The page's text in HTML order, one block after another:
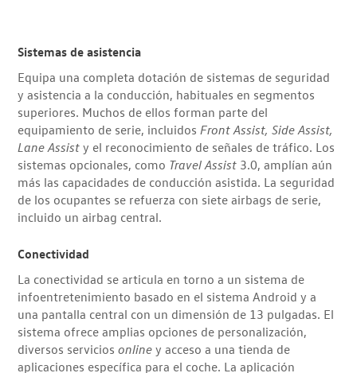
Sistemas de asistencia
Equipa una completa dotación de sistemas de seguridad
y asistencia a la conducción, habituales en segmentos
superiores. Muchos de ellos forman parte del
equipamiento de serie, incluidos Front Assist, Side Assist,
Lane Assist y el reconocimiento de señales de tráfico. Los
sistemas opcionales, como Travel Assist 3.0, amplían aún
más las capacidades de conducción asistida. La seguridad
de los ocupantes se refuerza con siete airbags de serie,
incluido un airbag central.
Conectividad
La conectividad se articula en torno a un sistema de
infoentretenimiento basado en el sistema Android y a
una pantalla central con un dimensión de 13 pulgadas. El
sistema ofrece amplias opciones de personalización,
diversos serviciosonline y acceso a una tienda de
aplicaciones específica para el coche. La aplicación